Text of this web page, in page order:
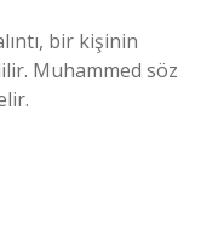
bir kişinin
Muhammed söz